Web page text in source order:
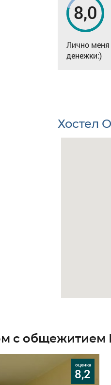
8,0
Лично меня
денежки:)
Хостел
с
оценка
8,2